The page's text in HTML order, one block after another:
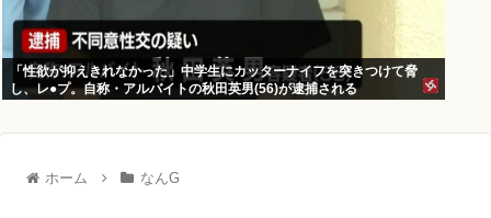
「性欲が抑えきれなかった」中学生にカッターナイフを突きつけて脅
し、レ●プ。自称・アルバイトの秋田英男(56)が逮捕される
ホーム なんG